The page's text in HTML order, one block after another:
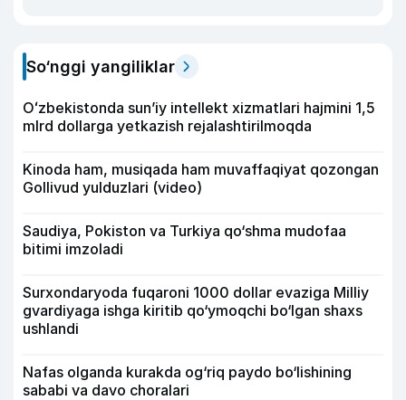
So‘nggi yangiliklar
Oʻzbekistonda sunʼiy intellekt xizmatlari hajmini 1,5
mlrd dollarga yetkazish rejalashtirilmoqda
Kinoda ham, musiqada ham muvaffaqiyat qozongan
Gollivud yulduzlari (video)
Saudiya, Pokiston va Turkiya qo‘shma mudofaa
bitimi imzoladi
Surxondaryoda fuqaroni 1000 dollar evaziga Milliy
gvardiyaga ishga kiritib qo‘ymoqchi bo‘lgan shaxs
ushlandi
Nafas olganda kurakda og‘riq paydo bo‘lishining
sababi va davo choralari